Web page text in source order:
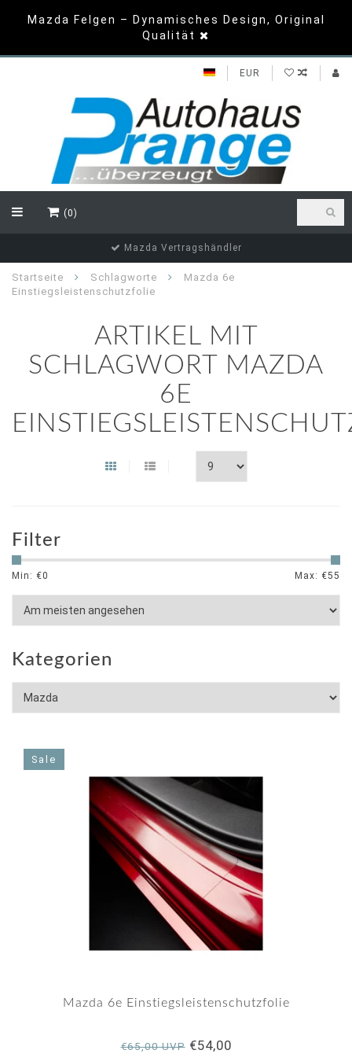
Mazda Felgen – Dynamisches Design, Original
Qualität
EUR
(0)
Mazda Vertragshändler
Startseite Schlagworte
Mazda 6e
Einstiegsleistenschutzfolie
ARTIKEL MIT
SCHLAGWORT MAZDA
6E
Filter
Min: €0 Max: €55
Kategorien
Sale
Mazda 6e Einstiegsleistenschutzfolie
€65,00 UVP€54,00